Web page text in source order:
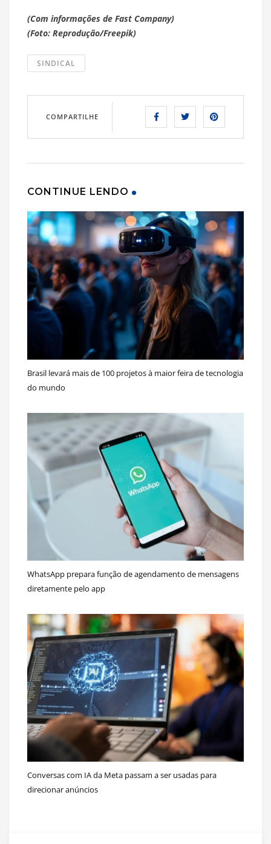
(Com informações de Fast Company)
(Foto: Reprodução/Freepik)
SINDICAL
COMPARTILHE
CONTINUE LENDO
Brasil levará mais de 100 projetos à maior feira de tecnologia
do mundo
WhatsApp prepara função de agendamento de mensagens
diretamente pelo app
Conversas com IA da Meta passam a ser usadas para
direcionar anúncios